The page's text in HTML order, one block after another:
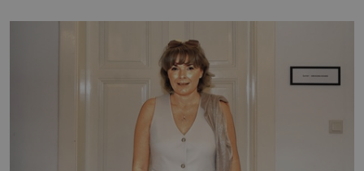
mi knihy, práce a hlavně klid. Hned po studiích jsem